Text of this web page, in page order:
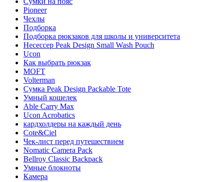
Pioneer
Чехлы
Подборка
Подборка рюкзаков для школы и университета
Несессер Peak Design Small Wash Pouch
Ucon
Как выбрать рюкзак
MOFT
Volterman
Сумка Peak Design Packable Tote
Умный кошелек
Able Carry Max
Ucon Acrobatics
кардхолдеры на каждый день
Cote&Ciel
Чек-лист перед путешествием
Nomatic Camera Pack
Bellroy Classic Backpack
Умные блокноты
Камера